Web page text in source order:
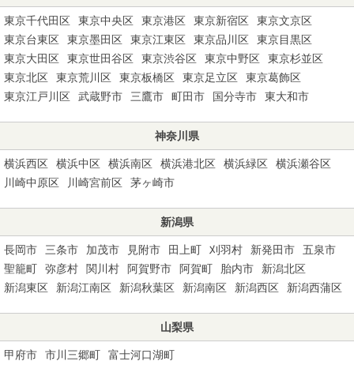
東京千代田区 東京中央区 東京港区 東京新宿区
東京文京区
東京台東区
東京墨田区 東京江東区 東京品川区
東京目黒区
東京大田区
東京世田谷区 東京渋谷区 東京中野区
東京杉並区
東京北区
東京荒川区 東京板橋区 東京足立区
東京葛飾区
東京江戸川区
武蔵野市 三鷹市 町田市 国分寺市 東大和市
神奈川県
横浜西区 横浜中区 横浜南区 横浜港北区 横浜緑区
横浜瀬谷区
川崎中原区
川崎宮前区 茅ヶ崎市
新潟県
長岡市 三条市 加茂市 見附市 田上町 刈羽村 新発田市
五泉市
聖籠町
弥彦村 関川村 阿賀野市 阿賀町 胎内市
新潟北区
新潟東区
新潟江南区 新潟秋葉区 新潟南区 新潟西区 新潟西蒲区
山梨県
甲府市 市川三郷町 富士河口湖町